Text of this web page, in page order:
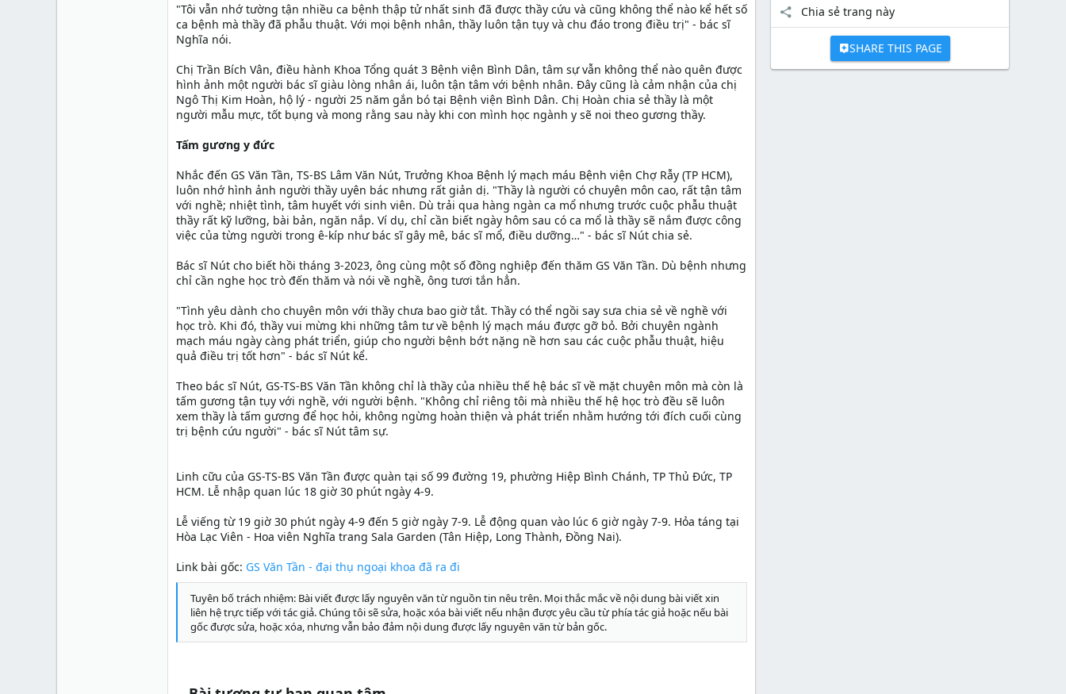
"Tôi vẫn nhớ tường tận nhiều ca bệnh thập tử nhất sinh đã được thầy cứu và cũng không thể nào kể hết số
ca bệnh mà thầy đã phẫu thuật. Với mọi bệnh nhân, thầy luôn tận tụy và chu đáo trong điều trị" - bác sĩ
Nghĩa nói.
Chị Trần Bích Vân, điều hành Khoa Tổng quát 3 Bệnh viện Bình Dân, tâm sự vẫn không thể nào quên được
hình ảnh một người bác sĩ giàu lòng nhân ái, luôn tận tâm với bệnh nhân. Đây cũng là cảm nhận của chị
Ngô Thị Kim Hoàn, hộ lý - người 25 năm gắn bó tại Bệnh viện Bình Dân. Chị Hoàn chia sẻ thầy là một
người mẫu mực, tốt bụng và mong rằng sau này khi con mình học ngành y sẽ noi theo gương thầy.
Tấm gương y đức
Nhắc đến GS Văn Tần, TS-BS Lâm Văn Nút, Trưởng Khoa Bệnh lý mạch máu Bệnh viện Chợ Rẫy (TP HCM),
luôn nhớ hình ảnh người thầy uyên bác nhưng rất giản dị. "Thầy là người có chuyên môn cao, rất tận tâm
với nghề; nhiệt tình, tâm huyết với sinh viên. Dù trải qua hàng ngàn ca mổ nhưng trước cuộc phẫu thuật
thầy rất kỹ lưỡng, bài bản, ngăn nắp. Ví dụ, chỉ cần biết ngày hôm sau có ca mổ là thầy sẽ nắm được công
việc của từng người trong ê-kíp như bác sĩ gây mê, bác sĩ mổ, điều dưỡng…" - bác sĩ Nút chia sẻ.
Bác sĩ Nút cho biết hồi tháng 3-2023, ông cùng một số đồng nghiệp đến thăm GS Văn Tần. Dù bệnh nhưng
chỉ cần nghe học trò đến thăm và nói về nghề, ông tươi tắn hẳn.
"Tình yêu dành cho chuyên môn với thầy chưa bao giờ tắt. Thầy có thể ngồi say sưa chia sẻ về nghề với
học trò. Khi đó, thầy vui mừng khi những tâm tư về bệnh lý mạch máu được gỡ bỏ. Bởi chuyên ngành
mạch máu ngày càng phát triển, giúp cho người bệnh bớt nặng nề hơn sau các cuộc phẫu thuật, hiệu
quả điều trị tốt hơn" - bác sĩ Nút kể.
Theo bác sĩ Nút, GS-TS-BS Văn Tần không chỉ là thầy của nhiều thế hệ bác sĩ về mặt chuyên môn mà còn là
tấm gương tận tụy với nghề, với người bệnh. "Không chỉ riêng tôi mà nhiều thế hệ học trò đều sẽ luôn
xem thầy là tấm gương để học hỏi, không ngừng hoàn thiện và phát triển nhằm hướng tới đích cuối cùng
trị bệnh cứu người" - bác sĩ Nút tâm sự.
Linh cữu của GS-TS-BS Văn Tần được quàn tại số 99 đường 19, phường Hiệp Bình Chánh, TP Thủ Đức, TP
HCM. Lễ nhập quan lúc 18 giờ 30 phút ngày 4-9.
Lễ viếng từ 19 giờ 30 phút ngày 4-9 đến 5 giờ ngày 7-9. Lễ động quan vào lúc 6 giờ ngày 7-9. Hỏa táng tại
Hòa Lạc Viên - Hoa viên Nghĩa trang Sala Garden (Tân Hiệp, Long Thành, Đồng Nai).
Link bài gốc: GS Văn Tần - đại thụ ngoại khoa đã ra đi
Tuyên bố trách nhiệm: Bài viết được lấy nguyên văn từ nguồn tin nêu trên. Mọi thắc mắc về nội dung bài viết xin
liên hệ trực tiếp với tác giả. Chúng tôi sẽ sửa, hoặc xóa bài viết nếu nhận được yêu cầu từ phía tác giả hoặc nếu bài
gốc được sửa, hoặc xóa, nhưng vẫn bảo đảm nội dung được lấy nguyên văn từ bản gốc.
Chia sẻ trang này
SHARE THIS PAGE